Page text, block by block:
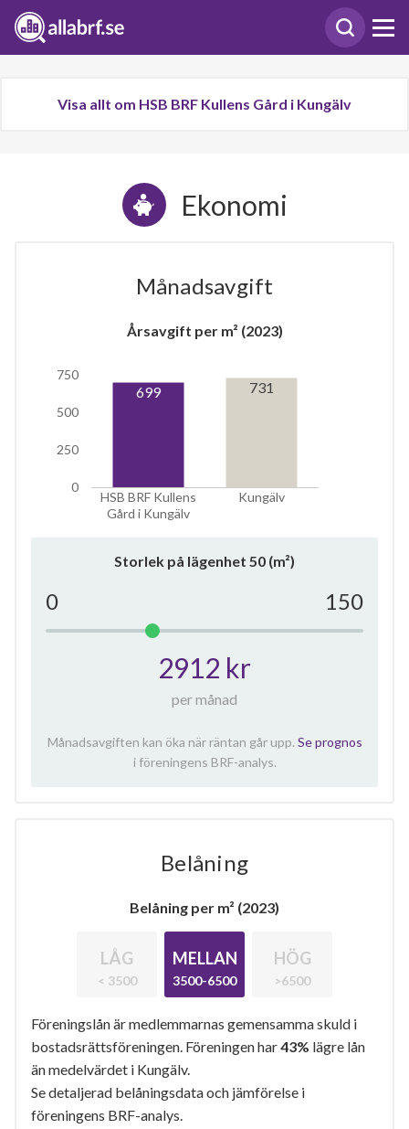
Visa allt om HSB BRF Kullens Gård i Kungälv
Ekonomi
Månadsavgift
Årsavgift per m² (2023)
HSB BRF Kullens
Gård i Kungälv
Kungälv
0
250
500
750
699 731
Storlek på lägenhet 50 (m²)
0 150
2912 kr
per månad
Månadsavgiften kan öka när räntan går upp. Se prognos
i föreningens BRF-analys.
Belåning
Belåning per m² (2023)
LÅG
< 3500
MELLAN
3500-6500
HÖG
>6500
Föreningslån är medlemmarnas gemensamma skuld i
bostadsrättsföreningen. Föreningen har43% lägre lån
än medelvärdet i Kungälv.
Se detaljerad belåningsdata och jämförelse i
föreningens BRF-analys.